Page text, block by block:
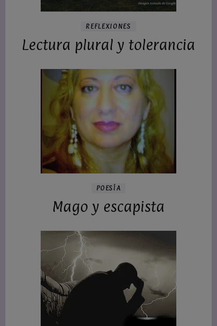
REFLEXIONES
Lectura plural y tolerancia
POESÍA
Mago y escapista